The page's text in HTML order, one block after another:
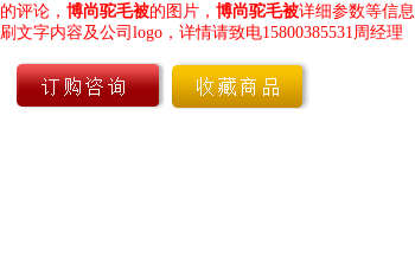
的评论， 博尚驼毛被的图片， 博尚驼毛被详细参数等信
刷文字内容及公司logo，详情请致电15800385531周经理